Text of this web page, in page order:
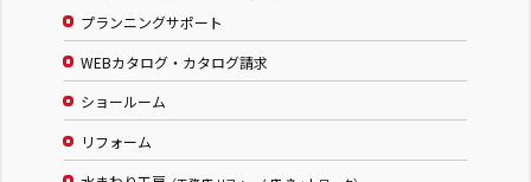
プランニングサポート
WEBカタログ・カタログ請求
ショールーム
リフォーム